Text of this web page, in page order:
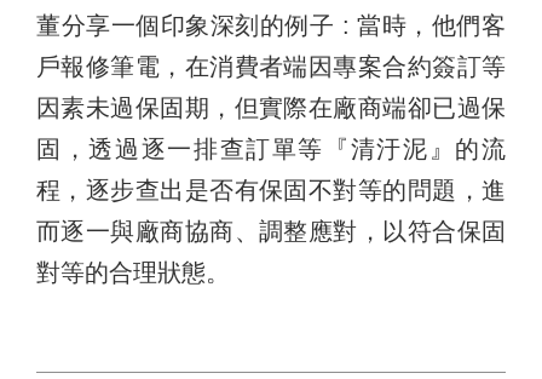
董分享一個印象深刻的例子 : 當時，他們客
戶報修筆電，在消費者端因專案合約簽訂等
因素未過保固期，但實際在廠商端卻已過保
固，透過逐一排查訂單等『清汙泥』的流
程，逐步查出是否有保固不對等的問題，進
而逐一與廠商協商、調整應對，以符合保固
對等的合理狀態。